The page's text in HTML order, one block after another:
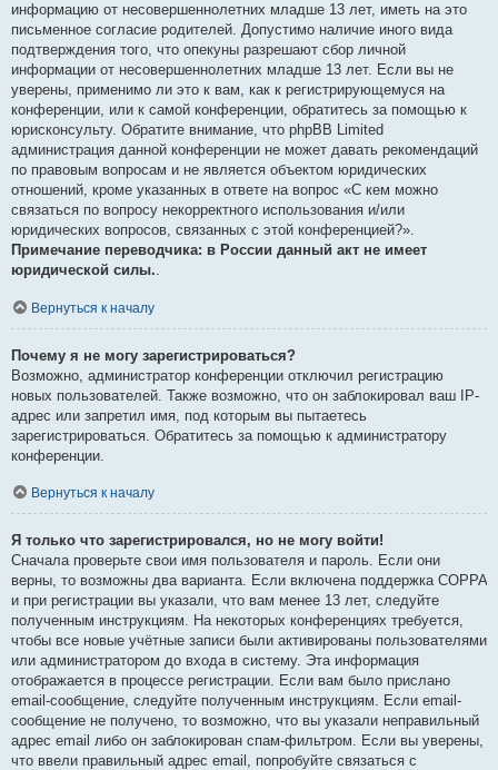
информацию от несовершеннолетних младше 13 лет, иметь на это
письменное согласие родителей. Допустимо наличие иного вида
подтверждения того, что опекуны разрешают сбор личной
информации от несовершеннолетних младше 13 лет. Если вы не
уверены, применимо ли это к вам, как к регистрирующемуся на
конференции, или к самой конференции, обратитесь за помощью к
юрисконсульту. Обратите внимание, что phpBB Limited
администрация данной конференции не может давать рекомендаций
по правовым вопросам и не является объектом юридических
отношений, кроме указанных в ответе на вопрос «С кем можно
связаться по вопросу некорректного использования и/или
юридических вопросов, связанных с этой конференцией?».
Примечание переводчика: в России данный акт не имеет
юридической силы..
Вернуться к началу
Почему я не могу зарегистрироваться?
Возможно, администратор конференции отключил регистрацию
новых пользователей. Также возможно, что он заблокировал ваш IP-
адрес или запретил имя, под которым вы пытаетесь
зарегистрироваться. Обратитесь за помощью к администратору
конференции.
Вернуться к началу
Я только что зарегистрировался, но не могу войти!
Сначала проверьте свои имя пользователя и пароль. Если они
верны, то возможны два варианта. Если включена поддержка COPPA
и при регистрации вы указали, что вам менее 13 лет, следуйте
полученным инструкциям. На некоторых конференциях требуется,
чтобы все новые учётные записи были активированы пользователями
или администратором до входа в систему. Эта информация
отображается в процессе регистрации. Если вам было прислано
email-сообщение, следуйте полученным инструкциям. Если email-
сообщение не получено, то возможно, что вы указали неправильный
адрес email либо он заблокирован спам-фильтром. Если вы уверены,
что ввели правильный адрес email, попробуйте связаться с